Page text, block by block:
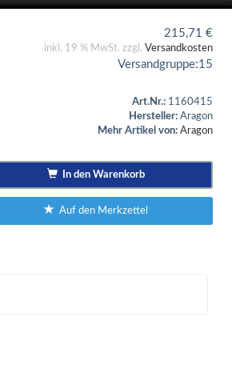
215,71 €
inkl. 19 % MwSt. zzgl. Versandkosten
Versandgruppe:15
Art.Nr.: 1160415
Hersteller: Aragon
Mehr Artikel von: Aragon
In den Warenkorb
Auf den Merkzettel